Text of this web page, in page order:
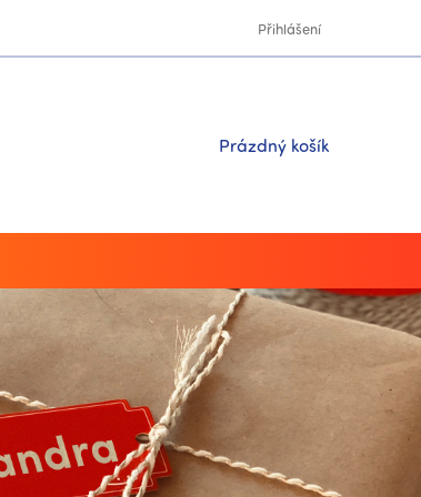
Přihlášení
Nákupní
Prázdný košík